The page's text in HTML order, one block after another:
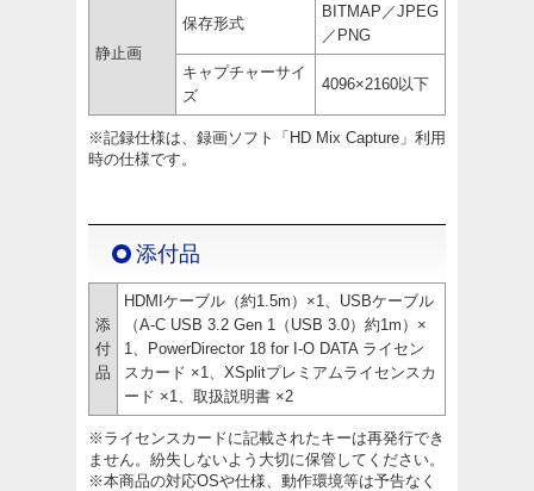
静止画
保存形式
BITMAP／JPEG
／PNG
キャプチャーサイ
ズ
4096×2160以下
※記録仕様は、録画ソフト「HD Mix Capture」利用
時の仕様です。
添付品
添
付
品
HDMIケーブル（約1.5m）×1、USBケーブル
（A-C USB 3.2 Gen 1（USB 3.0）約1m）×
1、PowerDirector 18 for I-O DATA ライセン
スカード ×1、XSplitプレミアムライセンスカ
ード ×1、取扱説明書 ×2
※ライセンスカードに記載されたキーは再発行でき
ません。紛失しないよう大切に保管してください。
※本商品の対応OSや仕様、動作環境等は予告なく